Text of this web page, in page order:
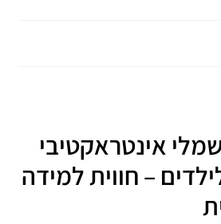
אינטראקטיבי
– חווית למידה